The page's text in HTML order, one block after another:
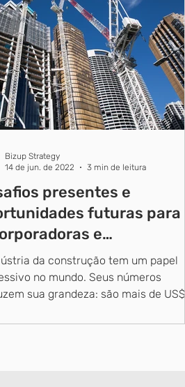
presentes e
futuras para
e
da construção tem um papel
no mundo. Seus números
sua grandeza: são mais de US$
Bizup Strategy
14 de jun. de 2022
3 min de leitura